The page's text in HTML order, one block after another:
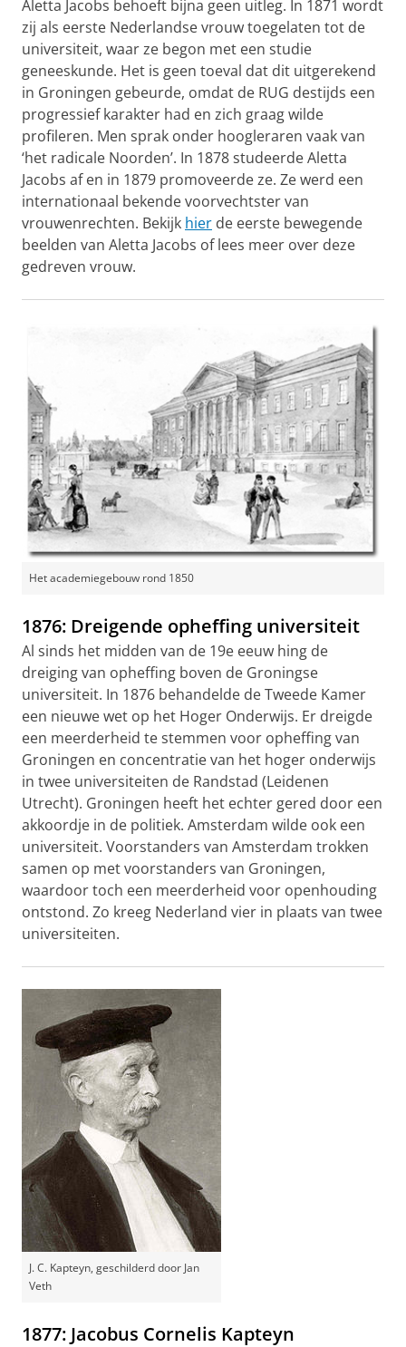
Aletta Jacobs behoeft bijna geen uitleg. In 1871 wordt
zij als eerste Nederlandse vrouw toegelaten tot de
universiteit, waar ze begon met een studie
geneeskunde. Het is geen toeval dat dit uitgerekend
in Groningen gebeurde, omdat de RUG destijds een
progressief karakter had en zich graag wilde
profileren. Men sprak onder hoogleraren vaak van
‘het radicale Noorden’. In 1878 studeerde Aletta
Jacobs af en in 1879 promoveerde ze. Ze werd een
internationaal bekende voorvechtster van
vrouwenrechten. Bekijk hier de eerste bewegende
beelden van Aletta Jacobs of lees meer over deze
gedreven vrouw.
Het academiegebouw rond 1850
1876: Dreigende opheffing universiteit
Al sinds het midden van de 19e eeuw hing de
dreiging van opheffing boven de Groningse
universiteit. In 1876 behandelde de Tweede Kamer
een nieuwe wet op het Hoger Onderwijs. Er dreigde
een meerderheid te stemmen voor opheffing van
Groningen en concentratie van het hoger onderwijs
in twee universiteiten de Randstad (Leidenen
Utrecht). Groningen heeft het echter gered door een
akkoordje in de politiek. Amsterdam wilde ook een
universiteit. Voorstanders van Amsterdam trokken
samen op met voorstanders van Groningen,
waardoor toch een meerderheid voor openhouding
ontstond. Zo kreeg Nederland vier in plaats van twee
universiteiten.
J. C. Kapteyn, geschilderd door Jan
Veth
1877: Jacobus Cornelis Kapteyn